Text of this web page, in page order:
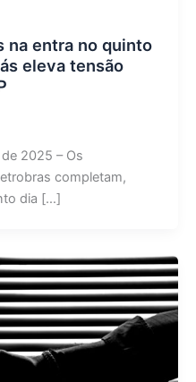
na entra no quinto
eleva tensão
2025 – Os
completam,
dia […]